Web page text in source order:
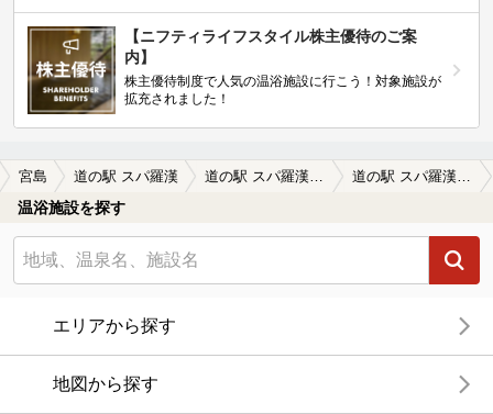
【ニフティライフスタイル株主優待のご案
内】
株主優待制度で人気の温浴施設に行こう！対象施設が
拡充されました！
宮島 道の駅 スパ羅漢 道の駅 スパ羅漢の口コミ一覧 道の駅 スパ羅漢の口コミ ゆったりできます
温浴施設を探す
エリアから探す
地図から探す